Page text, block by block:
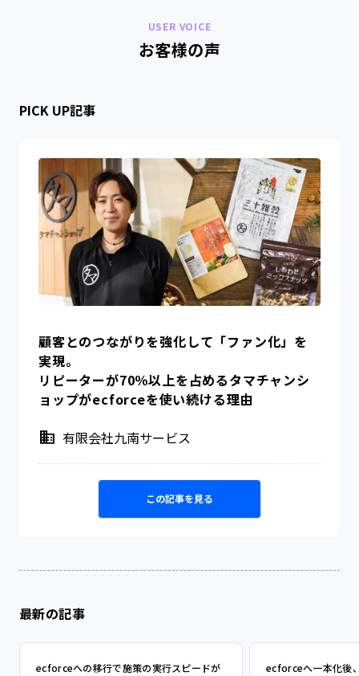
USER VOICE
お客様の声
PICK UP記事
顧客とのつながりを強化して「ファン化」を
実現。
リピーターが70％以上を占めるタマチャンシ
ョップがecforceを使い続ける理由
有限会社九南サービス
この記事を見る
最新の記事
ecforceへの移行で施策の実行スピードが
ecforceへ一本化後